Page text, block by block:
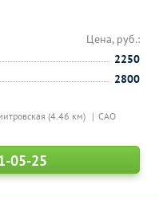
(4.46 км) САО
Цена, руб.:
2250
2800
05-25